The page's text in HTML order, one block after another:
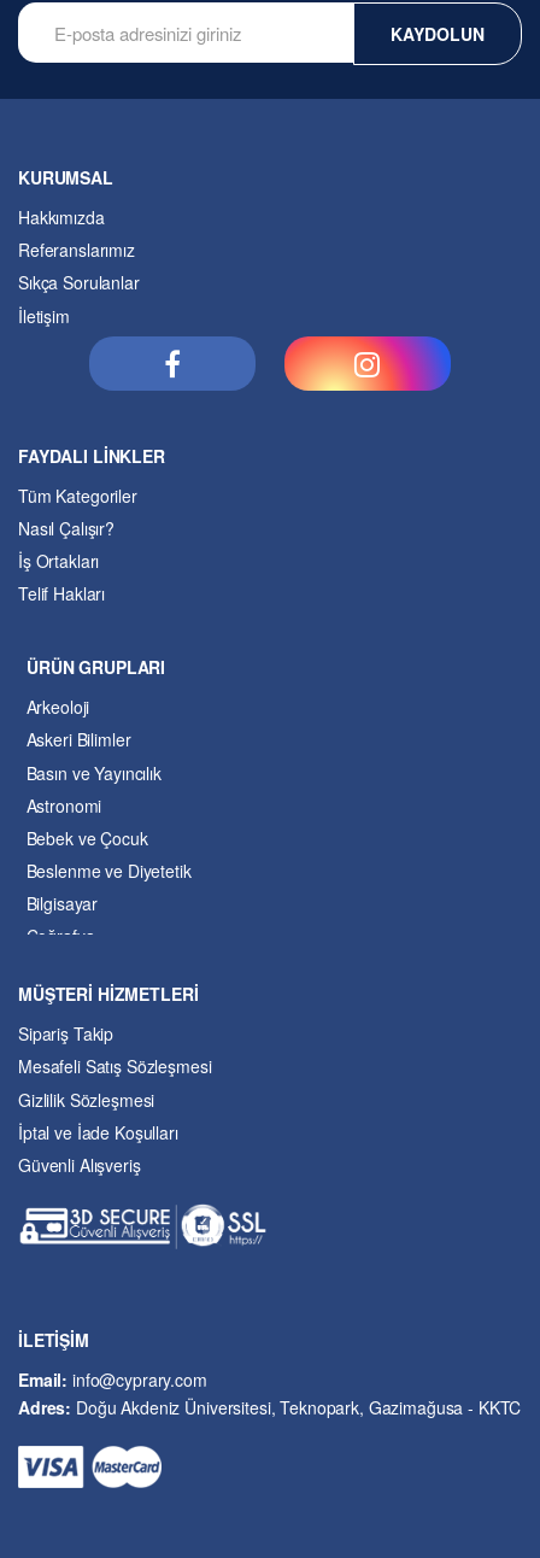
KAYDOLUN
KURUMSAL
Hakkımızda
Referanslarımız
Sıkça Sorulanlar
İletişim
FAYDALI LİNKLER
Tüm Kategoriler
Nasıl Çalışır?
İş Ortakları
Telif Hakları
ÜRÜN GRUPLARI
Arkeoloji
Askeri Bilimler
Basın ve Yayıncılık
Astronomi
Bebek ve Çocuk
Beslenme ve Diyetetik
Bilgisayar
Coğrafya
Dil ve Edebiyat
Eğitim
Ekonomi ve Finans
Enerji
Felsefe
Fen Bilimleri
Güzel Sanatlar
İşletme ve Yönetim
Kriminoloji ve Güvenlik
Kütüphane-Arşiv-Müze
Matematik ve İstatistik
MÜŞTERİ HİZMETLERİ
Sipariş Takip
Mesafeli Satış Sözleşmesi
Gizlilik Sözleşmesi
İptal ve İade Koşulları
Güvenli Alışveriş
İLETİŞİM
Email:info@cyprary.com
Adres: Doğu Akdeniz Üniversitesi, Teknopark, Gazimağusa - KKTC